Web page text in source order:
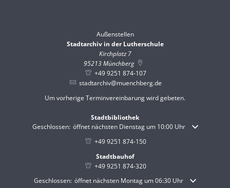
Außenstellen
Stadtarchiv in der Lutherschule
Kirchplatz 7
95213Münchberg
+49 9251 874-107
stadtarchiv@muenchberg.de
Um vorherige Terminvereinbarung wird gebeten.
Stadtbibliothek
Klicken, um weitere Öffnungs- oder Schließzeiten auszublenden
Geschlossen: öffnet nächsten Dienstag um 10:00 Uhr
+49 9251 874-150
Stadtbauhof
+49 9251 874-320
Klicken, um weitere Öffnungs- oder Schließzeiten auszublenden
Geschlossen: öffnet nächsten Montag um 06:30 Uhr